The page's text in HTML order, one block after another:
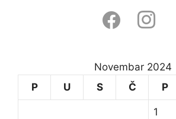
facebookinstagram
Novembar 2024
P
U S Č P
1